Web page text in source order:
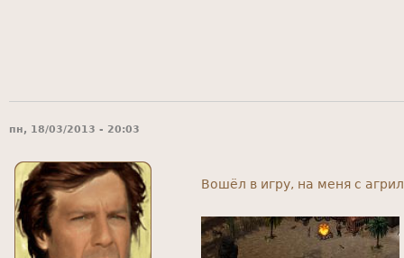
пн, 18/03/2013 - 20:03
Вошёл в игру, на меня с